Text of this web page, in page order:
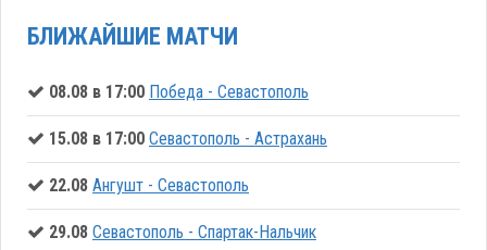
БЛИЖАЙШИЕ МАТЧИ
08.08 в 17:00 Победа - Севастополь
15.08 в 17:00 Севастополь - Астрахань
22.08 Ангушт - Севастополь
29.08 Севастополь - Спартак-Нальчик